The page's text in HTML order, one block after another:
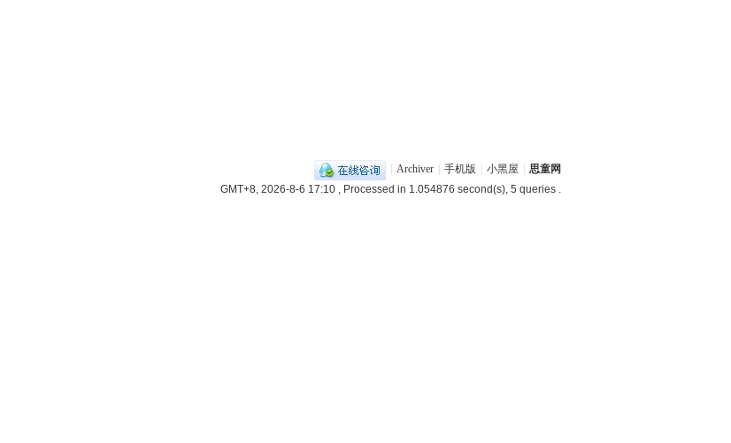
Archiver 手机版 小黑屋
思童网
GMT+8, 2026-8-6 17:10 , Processed in 1.054876 second(s), 5 queries .